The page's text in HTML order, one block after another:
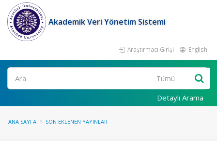
Akademik Veri Yönetim Sistemi
Araştırmacı Girişi English
Ara
Detaylı Arama
ANA SAYFA SON EKLENEN YAYINLAR